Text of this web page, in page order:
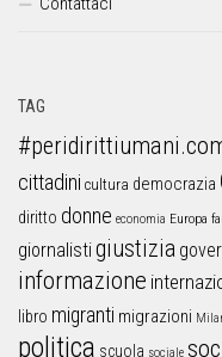
TAG
cittadini cultura democrazia
diritto donne economia Europa
giornalistigiustizia
informazione
libro migranti migrazioni
politica scuola sociale